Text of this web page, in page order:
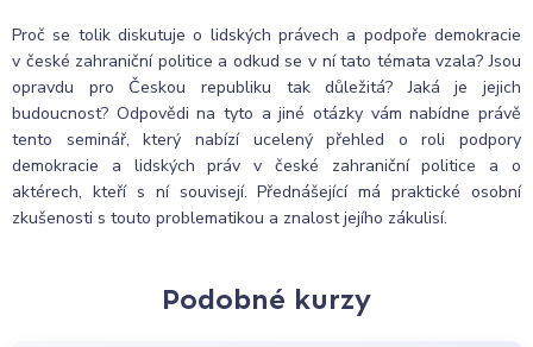
Proč se tolik diskutuje o lidských právech a podpoře demokracie
v české zahraniční politice a odkud se v ní tato témata vzala? Jsou
opravdu pro Českou republiku tak důležitá? Jaká je jejich
budoucnost? Odpovědi na tyto a jiné otázky vám nabídne právě
tento seminář, který nabízí ucelený přehled o roli podpory
demokracie a lidských práv v české zahraniční politice a o
aktérech, kteří s ní souvisejí. Přednášející má praktické osobní
zkušenosti s touto problematikou a znalost jejího zákulisí.
Podobné kurzy